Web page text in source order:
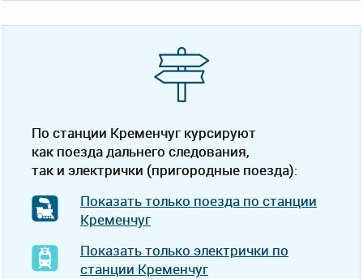
По станции Кременчуг курсируют
как поезда дальнего следования,
так и электрички (пригородные поезда):
Показать только поезда по станции
Кременчуг
Показать только электрички по
станции Кременчуг